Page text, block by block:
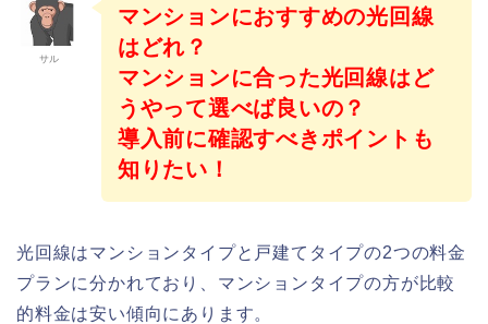
サル
マンションにおすすめの光回線
はどれ？
マンションに合った光回線はど
うやって選べば良いの？
導入前に確認すべきポイントも
知りたい！
光回線はマンションタイプと戸建てタイプの2つの料金
プランに分かれており、マンションタイプの方が比較
的料金は安い傾向にあります。